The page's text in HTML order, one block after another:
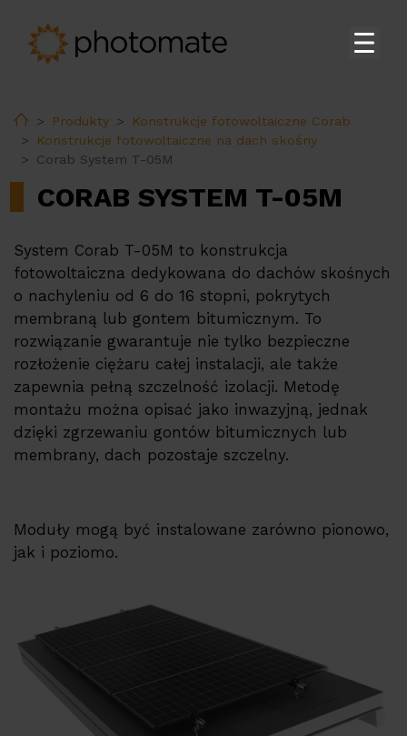
HomeProdukty
Konstrukcje fotowoltaiczne Corab
Konstrukcje fotowoltaiczne na dach skośny
Corab System T-05M
CORAB SYSTEM T-05M
System Corab T-05M to konstrukcja
fotowoltaiczna dedykowana do dachów skośnych
o nachyleniu od 6 do 16 stopni, pokrytych
membraną lub gontem bitumicznym. To
rozwiązanie gwarantuje nie tylko bezpieczne
rozłożenie ciężaru całej instalacji, ale także
zapewnia pełną szczelność izolacji. Metodę
montażu można opisać jako inwazyjną, jednak
dzięki zgrzewaniu gontów bitumicznych lub
membrany, dach pozostaje szczelny.
Moduły mogą być instalowane zarówno pionowo,
jak i poziomo.
Produkty
Falowniki Fusionsolar do zastosowań domowych
Falowniki Huawei do zastosowań komercyjnych i
Magazyny energii Huawei
Stacja transformatorowa Huawei
Akcesoria Huawei
Ładowarki do pojazdów elektrycznych Huawei
Ładowarki do pojazdów elektrycznych
Ekoenergetyka
PV constructions
Pompy ciepła ERA
Usługi
Wsparcie techniczne